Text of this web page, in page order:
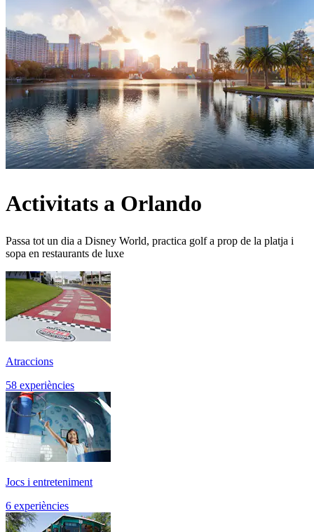
Activitats a Orlando
Passa tot un dia a Disney World, practica golf a prop de la platja i
sopa en restaurants de luxe
Atraccions
58 experiències
Jocs i entreteniment
6 experiències